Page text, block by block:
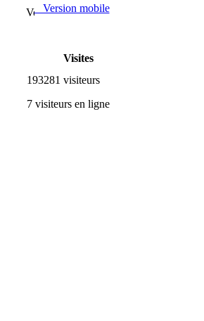
Version mobile
Visites
193281 visiteurs
7 visiteurs en ligne